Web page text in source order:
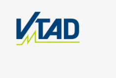
springen